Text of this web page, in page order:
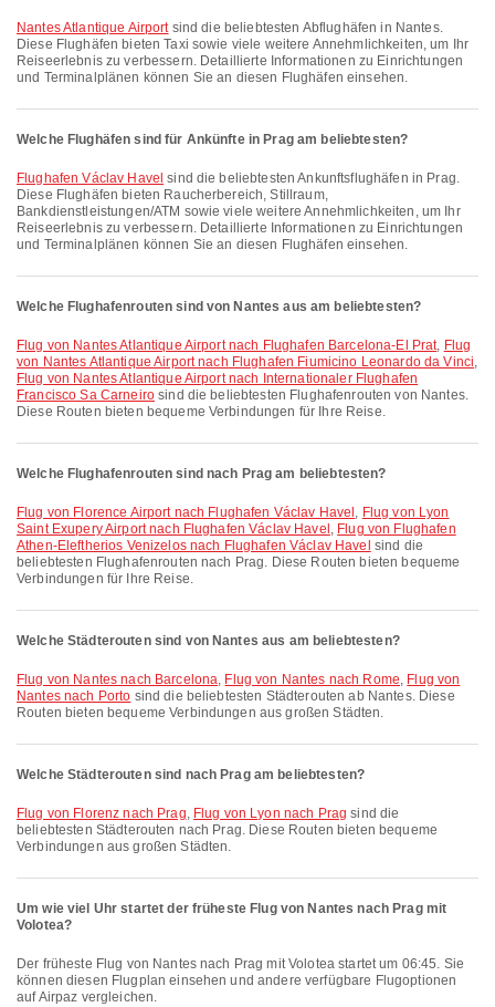
Nantes Atlantique Airportsind die beliebtesten Abflughäfen in Nantes.
Diese Flughäfen bieten Taxi sowie viele weitere Annehmlichkeiten, um Ihr
Reiseerlebnis zu verbessern. Detaillierte Informationen zu Einrichtungen
und Terminalplänen können Sie an diesen Flughäfen einsehen.
Welche Flughäfen sind für Ankünfte in Prag am beliebtesten?
Flughafen Václav Havel sind die beliebtesten Ankunftsflughäfen in Prag.
Diese Flughäfen bieten Raucherbereich, Stillraum,
Bankdienstleistungen/ATM sowie viele weitere Annehmlichkeiten, um Ihr
Reiseerlebnis zu verbessern. Detaillierte Informationen zu Einrichtungen
und Terminalplänen können Sie an diesen Flughäfen einsehen.
Welche Flughafenrouten sind von Nantes aus am beliebtesten?
Flug von Nantes Atlantique Airport nach Flughafen Barcelona-El Prat, Flug
von Nantes Atlantique Airport nach Flughafen Fiumicino Leonardo da Vinci,
Flug von Nantes Atlantique Airport nach Internationaler Flughafen
Francisco Sa Carneirosind die beliebtesten Flughafenrouten von Nantes.
Diese Routen bieten bequeme Verbindungen für Ihre Reise.
Welche Flughafenrouten sind nach Prag am beliebtesten?
Flug von Florence Airport nach Flughafen Václav Havel , Flug von Lyon
Saint Exupery Airport nach Flughafen Václav Havel , Flug von Flughafen
Athen-Eleftherios Venizelos nach Flughafen Václav Havel sind die
beliebtesten Flughafenrouten nach Prag. Diese Routen bieten bequeme
Verbindungen für Ihre Reise.
Welche Städterouten sind von Nantes aus am beliebtesten?
Flug von Nantes nach Barcelona, Flug von Nantes nach Rome, Flug von
Nantes nach Porto sind die beliebtesten Städterouten ab Nantes. Diese
Routen bieten bequeme Verbindungen aus großen Städten.
Welche Städterouten sind nach Prag am beliebtesten?
Flug von Florenz nach Prag, Flug von Lyon nach Prag sind die
beliebtesten Städterouten nach Prag. Diese Routen bieten bequeme
Verbindungen aus großen Städten.
Um wie viel Uhr startet der früheste Flug von Nantes nach Prag mit
Volotea?
Der früheste Flug von Nantes nach Prag mit Volotea startet um 06:45. Sie
können diesen Flugplan einsehen und andere verfügbare Flugoptionen
auf Airpaz vergleichen.